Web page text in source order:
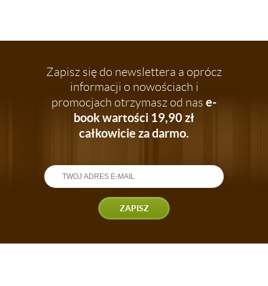
Zapisz się do newslettera a oprócz
informacji o nowościach i
promocjach otrzymasz od nas e-
book wartości 19,90 zł
całkowicie za darmo.
ZAPISZ